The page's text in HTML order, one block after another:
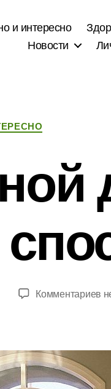
и интересно
Новости
Комментариевк